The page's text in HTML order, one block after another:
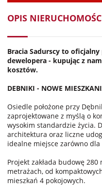
OPIS
Bracia Sadurscy to
dewelopera - kupując z
kosztów.
DEBNIKI - NOWE
Osiedle położone przy
zaprojektowane z myślą o
wysokim standardzie życia.
architektura oraz liczne
idealne miejsce zarówno
Projekt zakłada budowę
metrażach, od
mieszkań 4 pokojowych.